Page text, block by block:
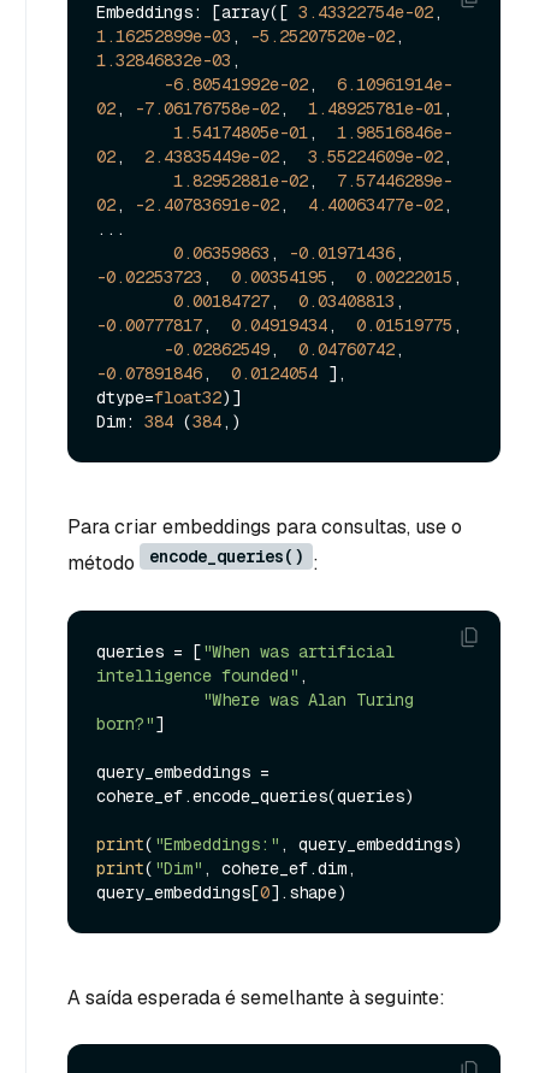
Embeddings: [array([ 3.43322754e-02
,
1.16252899e-03 , -5.25207520e-02
1.32846832e-03 ,
-6.80541992e-02, 6.10961914e-
02, -7.06176758e-02, 1.48925781e-01,
1.54174805e-01, 1.98516846e-
02, 2.43835449e-02, 3.55224609e-02,
1.82952881e-02, 7.57446289e-
02, -2.40783691e-02, 4.40063477e-02,
...
0.06359863 , -0.01971436
-0.02253723 , 0.00354195 , 0.00222015 ,
0.00184727, 0.03408813
-0.00777817, 0.04919434, 0.01519775 ,
-0.02862549, 0.04760742
-0.07891846, 0.0124054 ],
dtype=float32)]
Dim: 384 (384
Para criar embeddings para consultas, use o
método
encode_queries() :
queries = ["When was artificial
intelligence founded" ,
"Where was Alan Turing
born?"]
query_embeddings =
cohere_ef.encode_queries(queries)
print( "Embeddings:"
print( "Dim" , cohere_ef.dim,
query_embeddings[0
A saída esperada é semelhante à seguinte: